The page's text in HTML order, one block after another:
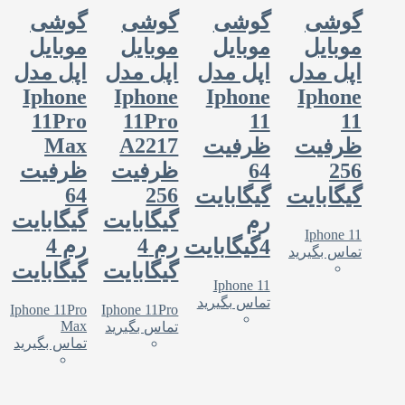
گوشی
موبایل
اپل مدل
Iphone
ظرفیت
256
گیگابایت
Iphone 11
تماس بگیرید
گوشی
موبایل
اپل مدل
Iphone
11
ظرفیت
64
گیگابایت
رم
Iphone 11
تماس بگیرید
گوشی
موبایل
اپل مدل
Iphone
11Pro
A2217
ظرفیت
256
گیگابایت
رم 4
گیگابایت
Iphone 11Pro
تماس بگیرید
گوشی
موبایل
اپل مدل
Iphone
11Pro
Max
ظرفیت
64
گیگابایت
رم 4
گیگابایت
Iphone 11Pro
Max
تماس بگیرید